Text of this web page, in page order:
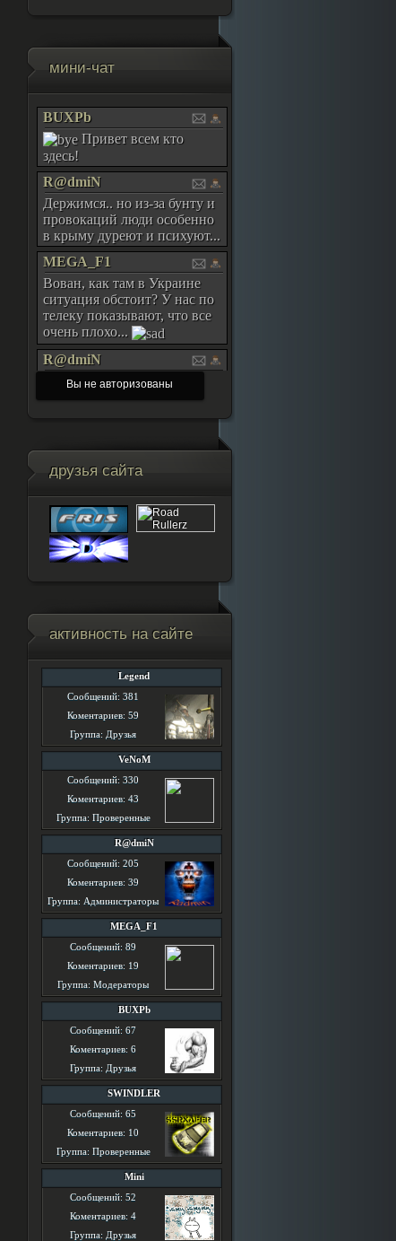
мини-чат
Вы не авторизованы
друзья сайта
активность на сайте
Legend
Сообщений: 381
Коментариев: 59
Группа: Друзья
VeNoM
Сообщений: 330
Коментариев: 43
Группа: Проверенные
R@dmiN
Сообщений: 205
Коментариев: 39
Группа: Администраторы
MEGA_F1
Сообщений: 89
Коментариев: 19
Группа: Модераторы
BUXPb
Сообщений: 67
Коментариев: 6
Группа: Друзья
SWINDLER
Сообщений: 65
Коментариев: 10
Группа: Проверенные
Mini
Сообщений: 52
Коментариев: 4
Группа: Друзья